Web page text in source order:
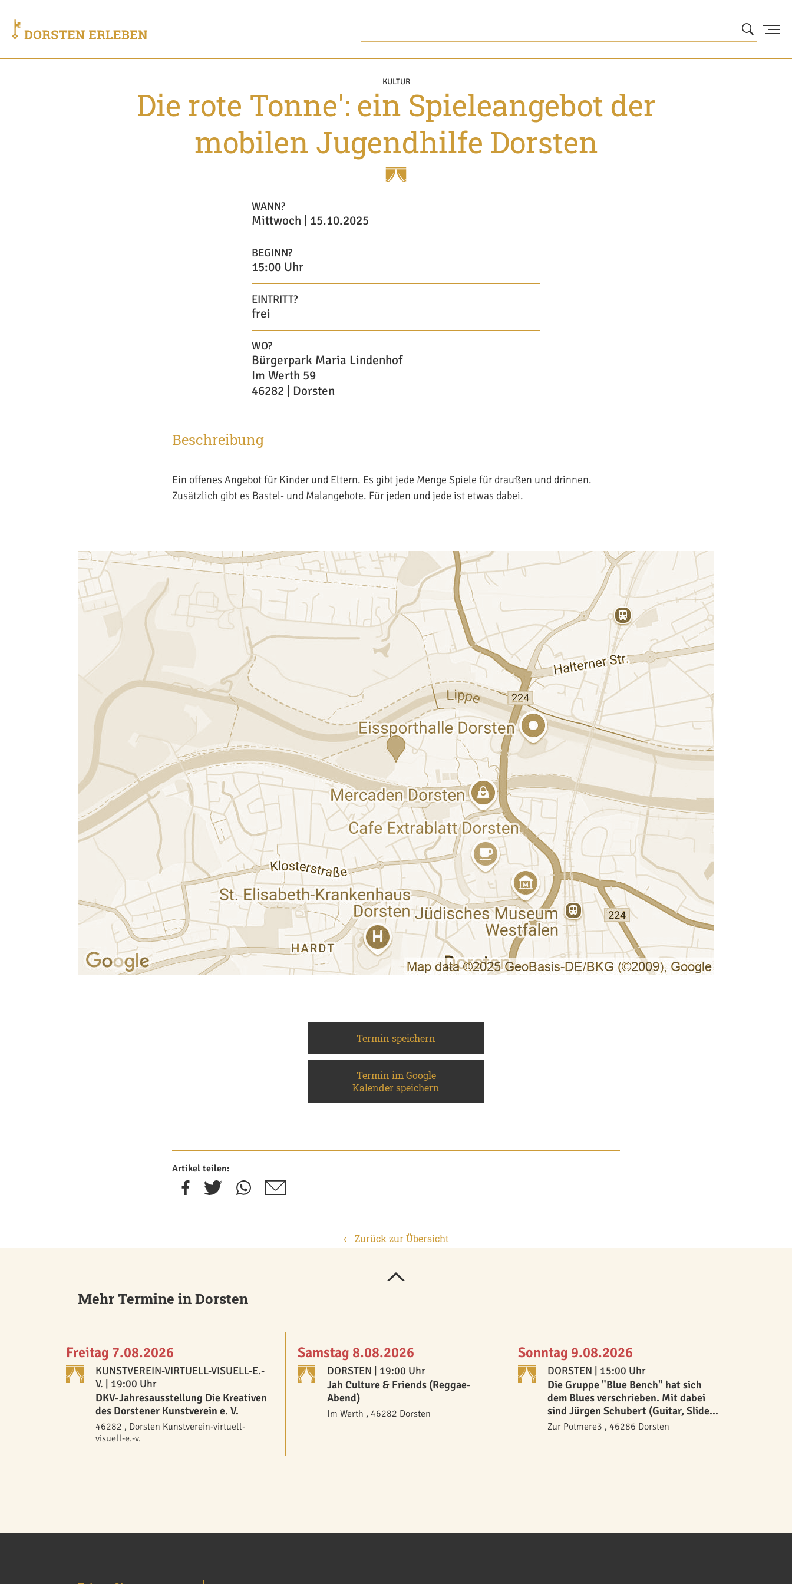
KULTUR
Die rote Tonne': ein Spieleangebot der
mobilen Jugendhilfe Dorsten
WANN?
Mittwoch | 15.10.2025
BEGINN?
15:00 Uhr
EINTRITT?
frei
WO?
Bürgerpark Maria Lindenhof
Im Werth 59
46282 | Dorsten
Beschreibung
Ein offenes Angebot für Kinder und Eltern. Es gibt jede Menge Spiele für draußen und drinnen.
Zusätzlich gibt es Bastel- und Malangebote. Für jeden und jede ist etwas dabei.
Termin speichern
Termin im Google
Kalender speichern
Artikel teilen:
Zurück zur Übersicht
Mehr Termine in Dorsten
Freitag 7.08.2026
KUNSTVEREIN-VIRTUELL-VISUELL-E.-
V. | 19:00 Uhr
DKV-Jahresausstellung Die Kreativen
des Dorstener Kunstverein e. V.
46282 , Dorsten Kunstverein-virtuell-
visuell-e.-v.
Samstag 8.08.2026
DORSTEN | 19:00 Uhr
Jah Culture & Friends (Reggae-
Abend)
Im Werth , 46282 Dorsten
Sonntag 9.08.2026
DORSTEN | 15:00 Uhr
Die Gruppe "Blue Bench" hat sich
dem Blues verschrieben. Mit dabei
sind Jürgen Schubert (Guitar, Slide-
Guitar, Vocals), Rainer Bienek (Blues-
Zur Potmere3 , 46286 Dorsten